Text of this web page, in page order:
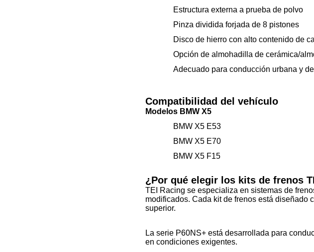
Estructura externa a prueba de polvo
Pinza dividida forjada de 8 pistones
Disco de hierro con alto contenido de
Opción de almohadilla de cerámica/
Adecuado para conducción urbana y
Compatibilidad del vehículo
Modelos BMW X5
BMW X5 E53
BMW X5 E70
BMW X5 F15
¿Por qué elegir los kits de frenos
TEI Racing se especializa en sistemas de
modificados. Cada kit de frenos está diseñado
superior.
La serie P60NS+ está desarrollada para
en condiciones exigentes.